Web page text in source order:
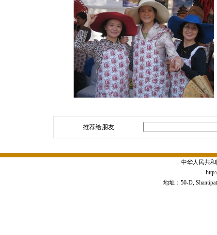
推荐给朋友
中华人民共
地址：50-D,